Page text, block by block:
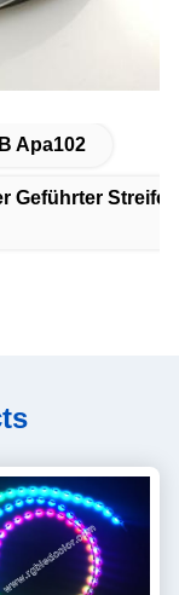
Apa102
Geführter Streifen